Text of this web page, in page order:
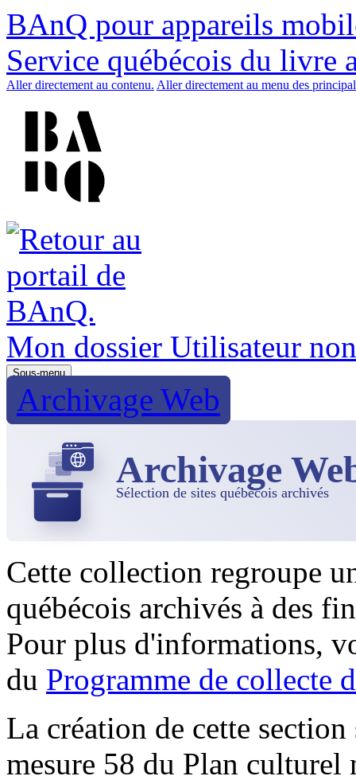
BAnQ pour appareils
Service québécois du livre
Aller directement au contenu. Aller directement au menu des
Mon dossier Utilisateur
Sous-menu
Archivage Web
Archivage
Sélection de sites québécois archivés
Cette collection regroupe
québécois archivés à des
Pour plus d'informations,
du Programme de collecte
La création de cette
mesure 58 du Plan culturel